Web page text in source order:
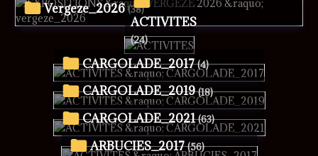
vergeze_2026 (38)
ACTIVITES
(24)
CARGOLADE_2017 (4)
CARGOLADE_2019 (18)
CARGOLADE_2021 (63)
ARBUCIES_2017 (56)